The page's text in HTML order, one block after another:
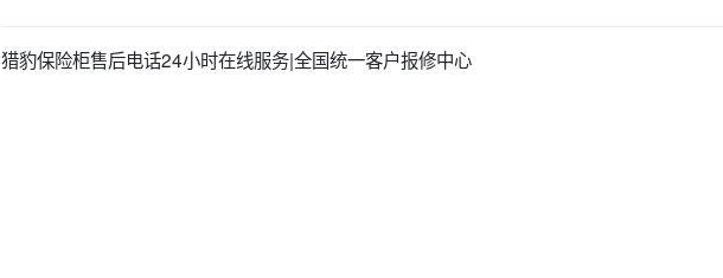
猎豹保险柜售后电话24小时在线服务|全国统一客户报修中心